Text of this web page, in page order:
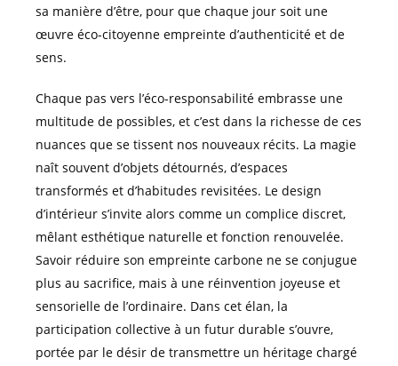
sa manière d’être, pour que chaque jour soit une
œuvre éco-citoyenne empreinte d’authenticité et de
sens.
Chaque pas vers l’éco-responsabilité embrasse une
multitude de possibles, et c’est dans la richesse de ces
nuances que se tissent nos nouveaux récits. La magie
naît souvent d’objets détournés, d’espaces
transformés et d’habitudes revisitées. Le design
d’intérieur s’invite alors comme un complice discret,
mêlant esthétique naturelle et fonction renouvelée.
Savoir réduire son empreinte carbone ne se conjugue
plus au sacrifice, mais à une réinvention joyeuse et
sensorielle de l’ordinaire. Dans cet élan, la
participation collective à un futur durable s’ouvre,
portée par le désir de transmettre un héritage chargé